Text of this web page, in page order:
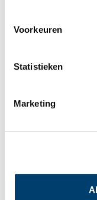
Voorkeuren
Statistieken
Marketing
Wist je dat… de